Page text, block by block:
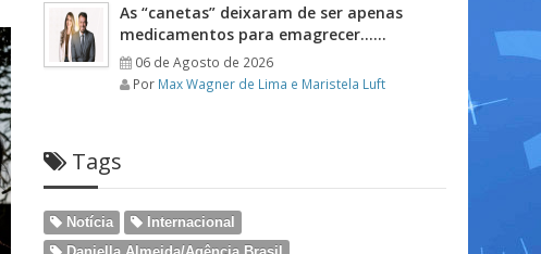
As “canetas” deixaram de ser apenas
medicamentos para emagrecer……
06 de Agosto de 2026
Por Max Wagner de Lima e Maristela Luft
Tags
Notícia
Internacional